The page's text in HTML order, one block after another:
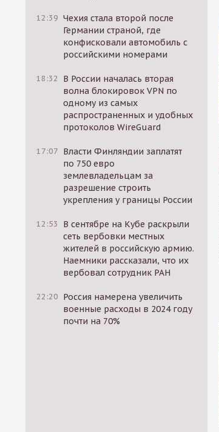
12:39 Чехия стала второй после
Германии страной, где
конфисковали автомобиль с
российскими номерами
18:32
В России началась вторая
волна блокировок VPN по
одному из самых
распространенных и удобных
протоколов WireGuard
17:07 Власти Финляндии заплатят
по 750 евро
землевладельцам за
разрешение строить
укрепления у границы России
12:53
В сентябре на Кубе раскрыли
сеть вербовки местных
жителей в российскую армию.
Наемники рассказали, что их
вербовал сотрудник РАН
22:20 Россия намерена увеличить
военные расходы в 2024 году
почти на 70%